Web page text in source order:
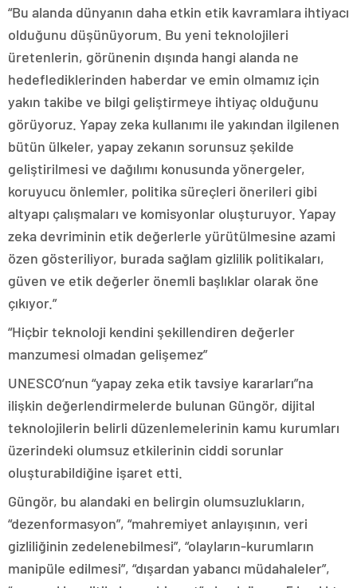
“Bu alanda dünyanın daha etkin etik kavramlara ihtiyacı
olduğunu düşünüyorum. Bu yeni teknolojileri
üretenlerin, görünenin dışında hangi alanda ne
hedeflediklerinden haberdar ve emin olmamız için
yakın takibe ve bilgi geliştirmeye ihtiyaç olduğunu
görüyoruz. Yapay zeka kullanımı ile yakından ilgilenen
bütün ülkeler, yapay zekanın sorunsuz şekilde
geliştirilmesi ve dağılımı konusunda yönergeler,
koruyucu önlemler, politika süreçleri önerileri gibi
altyapı çalışmaları ve komisyonlar oluşturuyor. Yapay
zeka devriminin etik değerlerle yürütülmesine azami
özen gösteriliyor, burada sağlam gizlilik politikaları,
güven ve etik değerler önemli başlıklar olarak öne
çıkıyor.”
“Hiçbir teknoloji kendini şekillendiren değerler
manzumesi olmadan gelişemez”
UNESCO’nun “yapay zeka etik tavsiye kararları”na
ilişkin değerlendirmelerde bulunan Güngör, dijital
teknolojilerin belirli düzenlemelerinin kamu kurumları
üzerindeki olumsuz etkilerinin ciddi sorunlar
oluşturabildiğine işaret etti.
Güngör, bu alandaki en belirgin olumsuzlukların,
“dezenformasyon”, “mahremiyet anlayışının, veri
gizliliğinin zedelenebilmesi”, “olayların-kurumların
manipüle edilmesi”, “dışardan yabancı müdahaleler”,